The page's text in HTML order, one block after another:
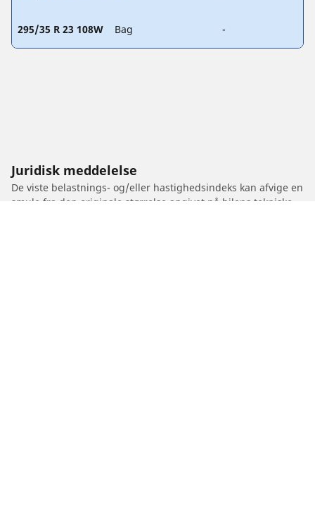
295/35 R 23 108W Bag -
Juridisk meddelelse
De viste belastnings- og/eller hastighedsindeks kan afvige en
smule fra den originale størrelse angivet på bilens tekniske